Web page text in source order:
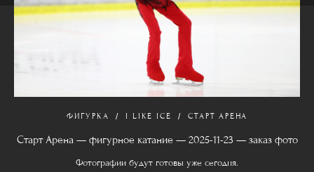
ФИГУРКА I LIKE ICE СТАРТ АРЕНА
Старт Арена — фигурное катание — 2025-11-23 — заказ фото
Фотографии будут готовы уже сегодня.